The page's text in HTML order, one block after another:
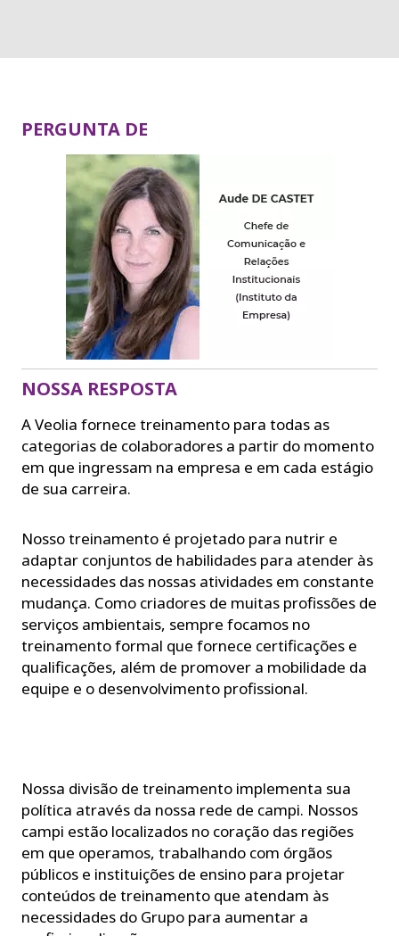
NOSSA RESPOSTA
A Veolia fornece treinamento para todas as
categorias de colaboradores a partir do momento
em que ingressam na empresa e em cada estágio
de sua carreira.
Nosso treinamento é projetado para nutrir e
adaptar conjuntos de habilidades para atender às
necessidades das nossas atividades em constante
mudança. Como criadores de muitas profissões de
serviços ambientais, sempre focamos no
treinamento formal que fornece certificações e
qualificações, além de promover a mobilidade da
equipe e o desenvolvimento profissional.
Nossa divisão de treinamento implementa sua
política através da nossa rede de campi. Nossos
campi estão localizados no coração das regiões
em que operamos, trabalhando com órgãos
públicos e instituições de ensino para projetar
conteúdos de treinamento que atendam às
necessidades do Grupo para aumentar a
PERGUNTA DE